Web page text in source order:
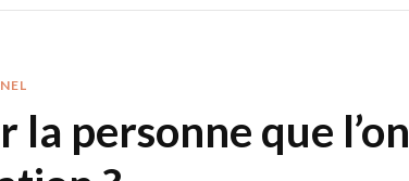
personne que l’on